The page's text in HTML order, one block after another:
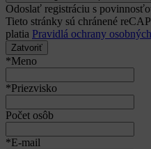
Odoslať registráciu s
Tieto stránky sú chránené
platia Pravidlá ochrany
Zatvoriť
*Meno
*Priezvisko
Počet osôb
*E-mail